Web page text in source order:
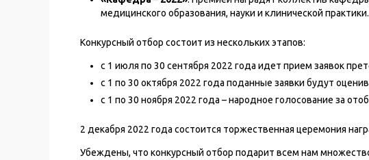
медицинского образования, науки и клинической практики.
Конкурсный отбор состоит из нескольких этапов:
с 1 июля по 30 сентября 2022 года идет прием заявок
с 1 по 30 октября 2022 года поданные заявки будут
с 1 по 30 ноября 2022 года – народное голосование за
2 декабря 2022 года состоится торжественная церемония
Убеждены, что конкурсный отбор подарит всем нам